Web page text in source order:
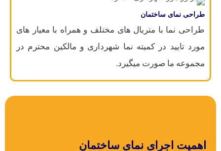
طراحی نمای ساختمان
طراحی نما با متریال های مختلف و همراه با معیار های
مورد تایید در کمیته نما شهرداری و مالکین محترم در
مجموعه ما صورت میگیرد.
اهمیت اجرای نمای ساختمان